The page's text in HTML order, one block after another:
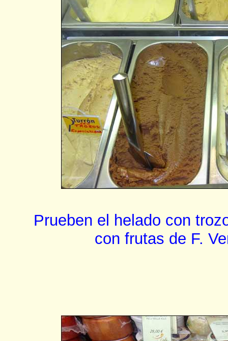
Prueben el helado con
con frutas de F.